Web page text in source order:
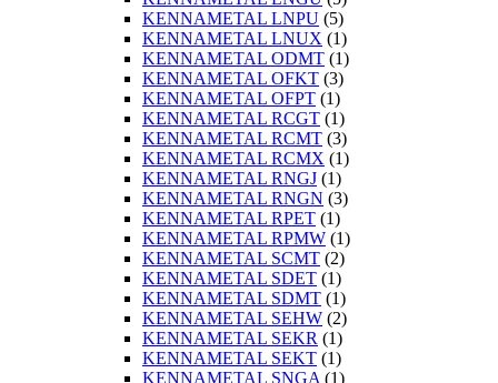
KENNAMETAL LNPU (5)
KENNAMETAL LNUX (1)
KENNAMETAL ODMT (1)
KENNAMETAL OFKT (3)
KENNAMETAL OFPT (1)
KENNAMETAL RCGT (1)
KENNAMETAL RCMT (3)
KENNAMETAL RCMX (1)
KENNAMETAL RNGJ (1)
KENNAMETAL RNGN (3)
KENNAMETAL RPET (1)
KENNAMETAL RPMW (1)
KENNAMETAL SCMT (2)
KENNAMETAL SDET (1)
KENNAMETAL SDMT (1)
KENNAMETAL SEHW (2)
KENNAMETAL SEKR (1)
KENNAMETAL SEKT (1)
KENNAMETAL SNGA (1)